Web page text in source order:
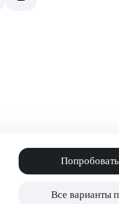
Все варианты